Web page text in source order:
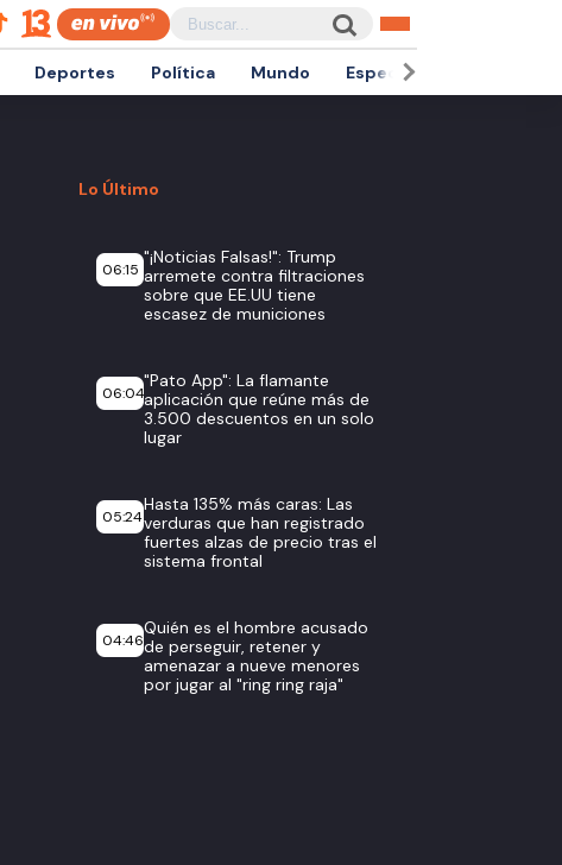
Deportes Política Mundo Espectáculos
Lo Último
06:15
"¡Noticias Falsas!": Trump
arremete contra filtraciones
sobre que EE.UU tiene
escasez de municiones
06:04
"Pato App": La flamante
aplicación que reúne más de
3.500 descuentos en un solo
lugar
05:24
Hasta 135% más caras: Las
verduras que han registrado
fuertes alzas de precio tras el
sistema frontal
04:46
Quién es el hombre acusado
de perseguir, retener y
amenazar a nueve menores
por jugar al "ring ring raja"